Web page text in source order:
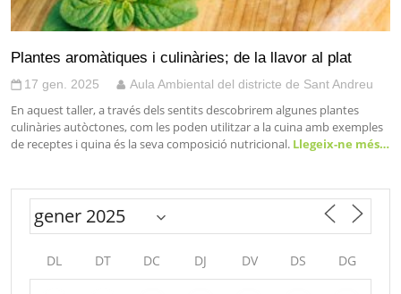
Plantes aromàtiques i culinàries; de la llavor al plat
17 gen. 2025 Aula Ambiental del districte de Sant Andreu
En aquest taller, a través dels sentits descobrirem algunes plantes
culinàries autòctones, com les poden utilitzar a la cuina amb exemples
de receptes i quina és la seva composició nutricional. Llegeix-ne més…
DL DT DC DJ DV DS DG